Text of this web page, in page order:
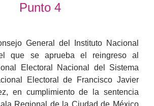
Punto 4
General del Instituto Nacional
que se aprueba el reingreso al
Electoral Nacional del Sistema
Electoral de Francisco Javier
en cumplimiento de la sentencia